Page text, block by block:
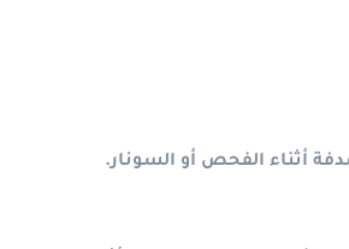
أثناء الفحص أو السونار.